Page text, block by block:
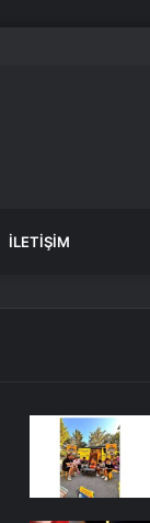
İLETIŞIM